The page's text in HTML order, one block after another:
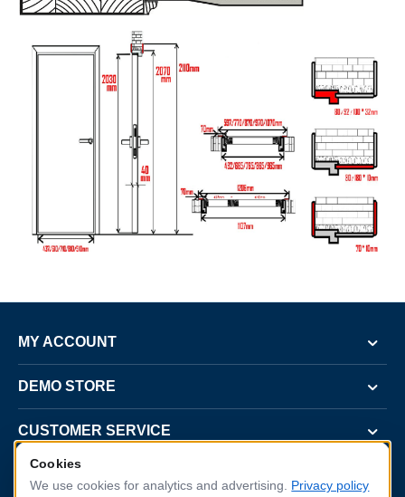
MY ACCOUNT
DEMO STORE
CUSTOMER SERVICE
Cookies
We use cookies for analytics and advertising. Privacy policy